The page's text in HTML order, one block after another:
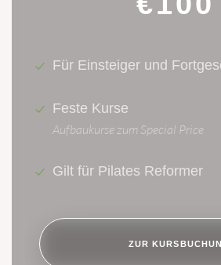
Für Einsteiger und
Feste Kurse
Aufbaukurse zum Special Price
Gilt für Pilates Reformer
ZUR